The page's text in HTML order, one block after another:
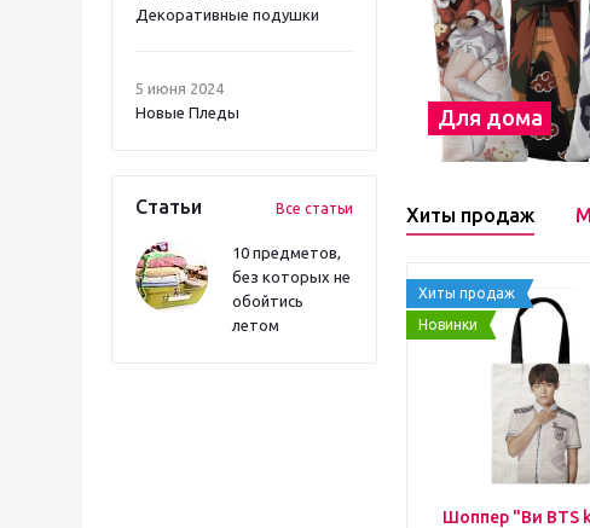
Декоративные подушки
5 июня 2024
Новые Пледы
Статьи Все статьи
10 предметов,
без которых не
обойтись
летом
Для дома
Хиты продаж
Хиты продаж
Новинки
Шоппер "Ви BTS